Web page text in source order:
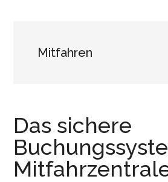
Mitfahren
Das sichere